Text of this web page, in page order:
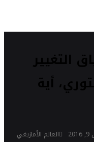
التغيير
أية
العالم الأمازيغي